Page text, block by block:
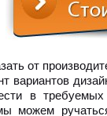
от
в требуемых
можем